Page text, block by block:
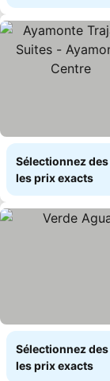
Sélectionnez
les prix exacts
Sélectionnez
les prix exacts